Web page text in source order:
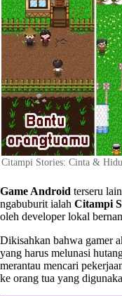
Citampi Stories: Cinta &
Game Android terseru
ngabuburit ialah Citampi
oleh developer lokal
Dikisahkan bahwa gamer
yang harus melunasi
merantau mencari
ke orang tua yang